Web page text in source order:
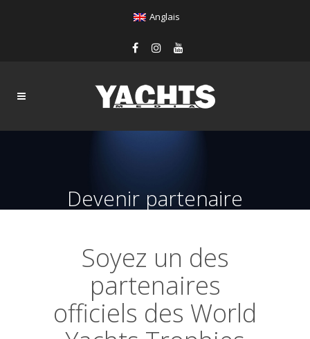
Anglais
Devenir partenaire
Soyez un des
partenaires
officiels des World